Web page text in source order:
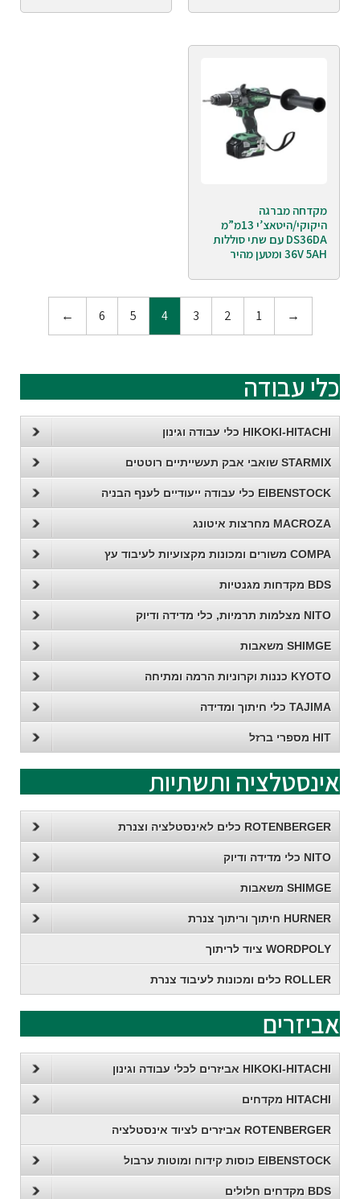
כלי עבודה
HIKOKI-HITACHI כלי עבודה וגינון
STARMIX שואבי אבק תעשייתיים רוטטים
EIBENSTOCK כלי עבודה ייעודיים לענף הבניה
MACROZA מחרצות איטונג
COMPA משורים ומכונות מקצועיות לעיבוד עץ
BDS מקדחות מגנטיות
NITO מצלמות תרמיות, כלי מדידה ודיוק
SHIMGE משאבות
KYOTO כננות וקרוניות הרמה ומתיחה
TAJIMA כלי חיתוך ומדידה
HIT מספרי ברזל
אינסטלציה ותשתיות
ROTENBERGER כלים לאינסטלציה וצנרת
NITO כלי מדידה ודיוק
SHIMGE משאבות
HURNER חיתוך וריתוך צנרת
WORDPOLY ציוד לריתוך
ROLLER כלים ומכונות לעיבוד צנרת
אביזרים
HIKOKI-HITACHI אביזרים לכלי עבודה וגינון
HITACHI מקדחים
ROTENBERGER אביזרים לציוד אינסטלציה
EIBENSTOCK כוסות קידוח ומוטות ערבול
BDS מקדחים חלולים
מקדחה מברגה
היקוקי/היטאצ’י 13מ”מ
DS36DA עם שתי סוללות
36V 5AH ומטען מהיר
→
1
2
3
4
5
6
←